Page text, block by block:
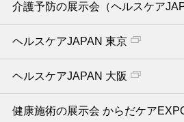
介護予防の展示会（ヘルスケア
ヘルスケアJAPAN 東京
ヘルスケアJAPAN 大阪
健康施術の展示会 からだケア